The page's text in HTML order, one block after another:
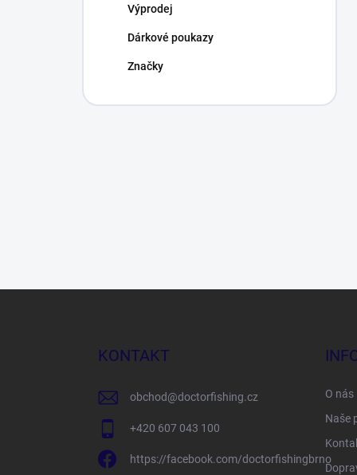
Výprodej
Dárkové poukazy
Značky
KONTAKT
obchod@doctorfishing.cz
+420 607 043 100
https://facebook.com/doctorfishingbrno
O nás
Naše